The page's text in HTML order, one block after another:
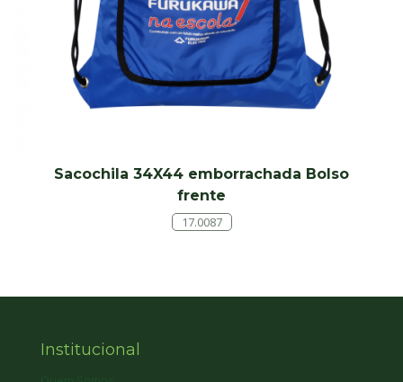
Sacochila 34X44 emborrachada Bolso
frente
17.0087
Institucional